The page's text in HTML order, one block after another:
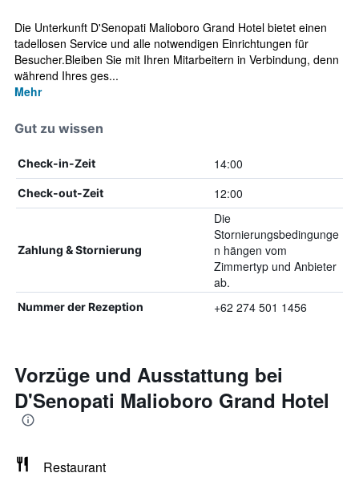
Die Unterkunft D'Senopati Malioboro Grand Hotel bietet einen
tadellosen Service und alle notwendigen Einrichtungen für
Besucher.Bleiben Sie mit Ihren Mitarbeitern in Verbindung, denn
während Ihres ges...
Mehr
Gut zu wissen
Check-in-Zeit 14:00
Check-out-Zeit 12:00
Zahlung & Stornierung
Die
Stornierungsbedingunge
n hängen vom
Zimmertyp und Anbieter
ab.
Nummer der Rezeption +62 274 501 1456
Vorzüge und Ausstattung bei
D'Senopati Malioboro Grand Hotel
Restaurant